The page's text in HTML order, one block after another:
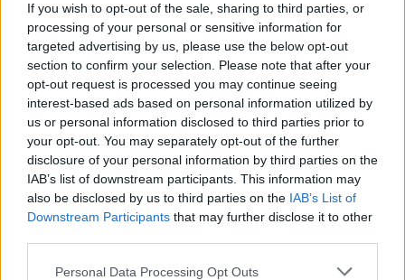
If you wish to opt-out of the sale, sharing to third parties, or
processing of your personal or sensitive information for
targeted advertising by us, please use the below opt-out
section to confirm your selection. Please note that after your
opt-out request is processed you may continue seeing
interest-based ads based on personal information utilized by
us or personal information disclosed to third parties prior to
your opt-out. You may separately opt-out of the further
disclosure of your personal information by third parties on the
IAB’s list of downstream participants. This information may
also be disclosed by us to third parties on the IAB’s List of
Downstream Participants that may further disclose it to other
Personal Data Processing Opt Outs
Πάτρα: Παιδί 2,5 χρόνων έπεσε από μπαλκόνι - Δέντρο
του έσωσε τη ζωή
11:50
Ηράκλειο: Στο επίκεντρο έργα, Βικελαία και «έξυπνη
πόλη» στη Δημοτική Επιτροπή
11:49
Σητεία: Ο Λευτέρης Σουλτάτος και η Βάσω Λασκαράκη
συναντούν τις « Χρυσοχέρες»
11:45
Εκδήλωση τιμής και μνήμης για τους 35 Εθνομάρτυρες στο